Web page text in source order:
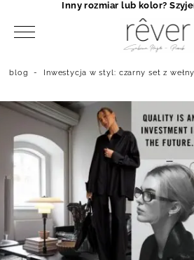
blog - Inwestycja w styl: czarny set z
Inny rozmiar lub kolor?